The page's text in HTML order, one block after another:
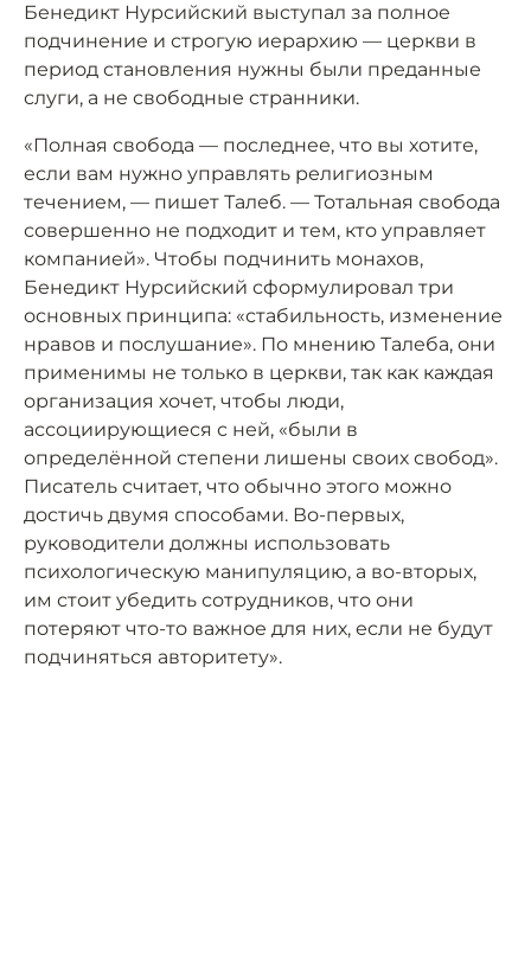
Бенедикт Нурсийский выступал за полное
подчинение и строгую иерархию — церкви в
период становления нужны были преданные
слуги, а не свободные странники.
«Полная свобода — последнее, что вы хотите,
если вам нужно управлять религиозным
течением, — пишет Талеб. — Тотальная свобода
совершенно не подходит и тем, кто управляет
компанией». Чтобы подчинить монахов,
Бенедикт Нурсийский сформулировал три
основных принципа: «стабильность, изменение
нравов и послушание». По мнению Талеба, они
применимы не только в церкви, так как каждая
организация хочет, чтобы люди,
ассоциирующиеся с ней, «были в
определённой степени лишены своих свобод».
Писатель считает, что обычно этого можно
достичь двумя способами. Во-первых,
руководители должны использовать
психологическую манипуляцию, а во-вторых,
им стоит убедить сотрудников, что они
потеряют что-то важное для них, если не будут
подчиняться авторитету».